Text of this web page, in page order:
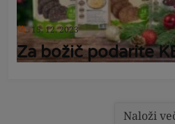
15. 12. 2023
Za božič podarite
Naloži